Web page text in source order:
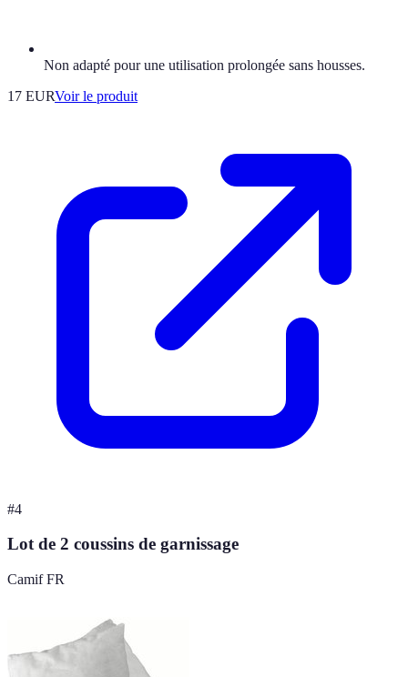
Non adapté pour une utilisation prolongée sans housses.
17 EURVoir le produit
#4
Lot de 2 coussins de garnissage
Camif FR